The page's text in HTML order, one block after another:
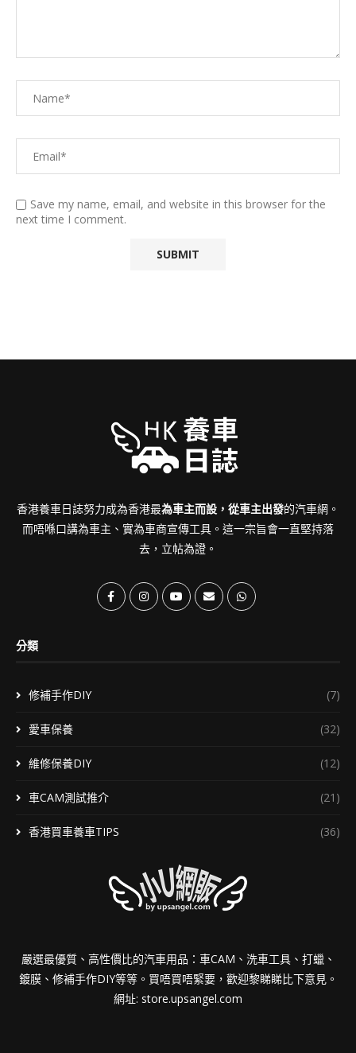
Save my name, email, and website in this browser for the
next time I comment.
香港養車日誌努力成為香港最為車主而設，從車主出發的汽車網。
而唔喺口講為車主、實為車商宣傳工具。這一宗旨會一直堅持落
去，立帖為證。
分類
修補手作DIY (7)
愛車保養 (32)
維修保養DIY (12)
車CAM測試推介 (21)
香港買車養車TIPS (36)
嚴選最優質、高性價比的汽車用品：車CAM、洗車工具、打蠟、
鍍膜、修補手作DIY等等。買唔買唔緊要，歡迎黎睇睇比下意見。
網址: store.upsangel.com